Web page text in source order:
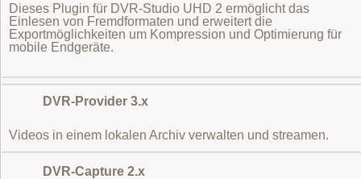
Dieses Plugin für DVR-Studio UHD 2 ermöglicht das
Einlesen von Fremdformaten und erweitert die
Exportmöglichkeiten um Kompression und Optimierung für
mobile Endgeräte.
DVR-Provider 3.x
Videos in einem lokalen Archiv verwalten und streamen.
DVR-Capture 2.x